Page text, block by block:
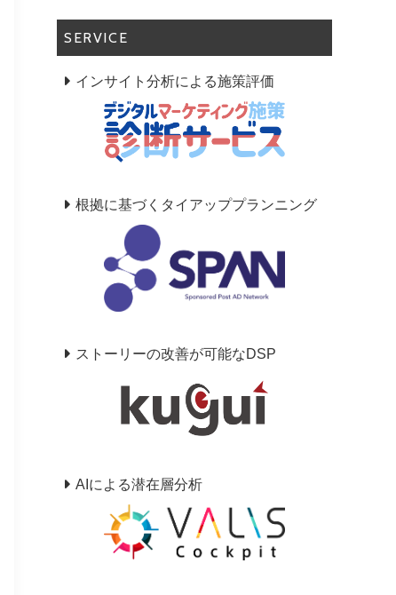
SERVICE
インサイト分析による施策評価
根拠に基づくタイアッププランニング
ストーリーの改善が可能なDSP
AIによる潜在層分析